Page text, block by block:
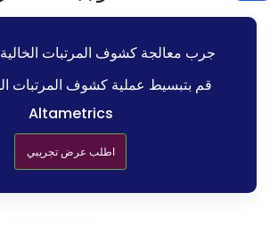
جرب معالجة كشوف المرتبات
قم بتبسيط عملية كشوف المرتبات
Altametrics
اطلب عرض تجريبي